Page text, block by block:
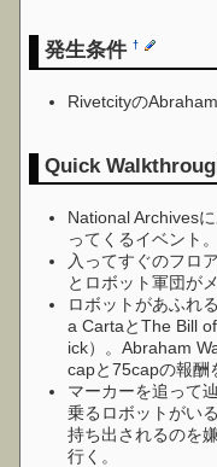
発生条件†
Rivetcityの
Quick
National Archives
ってくるイベント。
入ってすぐのフロ
とロボット軍団が
ロボットがあふれ
a CartaとThe Bill
ick）。Abraham
capと75capの報酬
マーカーを追って
乗るロボットがい
持ち出されるのを
行く。